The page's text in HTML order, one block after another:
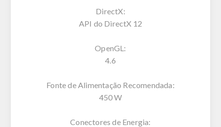
DirectX:
API do DirectX 12
OpenGL:
4.6
Fonte de Alimentação Recomendada:
450 W
Conectores de Energia: